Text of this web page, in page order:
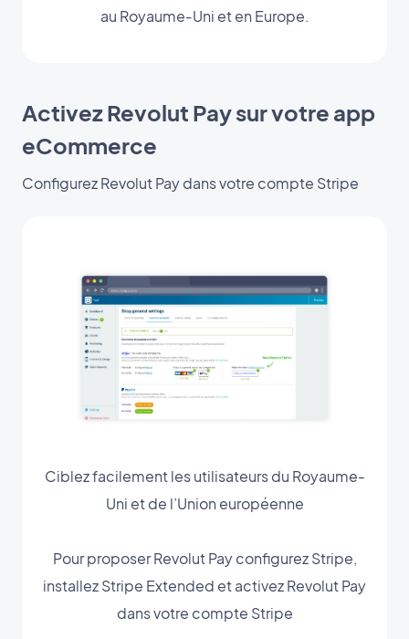
au Royaume‑Uni et en Europe.
Activez Revolut Pay sur votre app
eCommerce
Configurez Revolut Pay dans votre compte Stripe
Ciblez facilement les utilisateurs du Royaume-
Uni et de l’Union européenne
Pour proposer Revolut Pay configurez Stripe,
installez Stripe Extended et activez Revolut Pay
dans votre compte Stripe